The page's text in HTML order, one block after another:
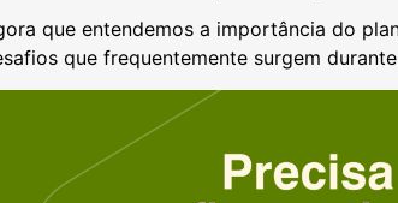
que entendemos a importância do
que frequentemente surgem